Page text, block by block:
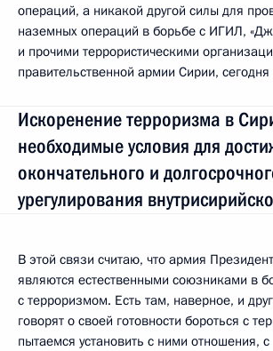
операций, а никакой другой силы для
наземных операций в борьбе с ИГИЛ,
и прочими террористическими
правительственной армии Сирии, сегодня
Искоренение терроризма в
необходимые условия для
окончательного и
урегулирования
В этой связи считаю, что армия
являются естественными союзниками в
с терроризмом. Есть там, наверное, и
говорят о своей готовности бороться с
пытаемся установить с ними отношения,